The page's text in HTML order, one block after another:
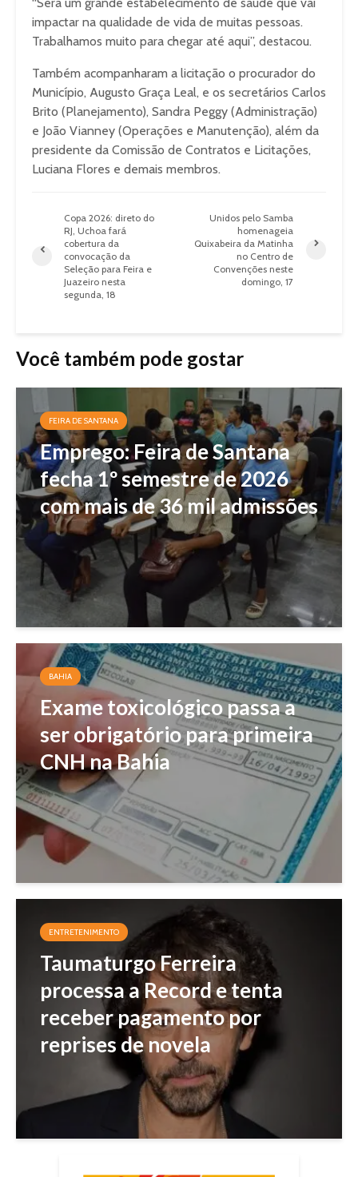
impactar na qualidade de vida de muitas pessoas.
Trabalhamos muito para chegar até aqui”, destacou.
Também acompanharam a licitação o procurador do
Município, Augusto Graça Leal, e os secretários Carlos
Brito (Planejamento), Sandra Peggy (Administração)
e João Vianney (Operações e Manutenção), além da
presidente da Comissão de Contratos e Licitações,
Luciana Flores e demais membros.
Copa 2026: direto do
RJ, Uchoa fará
cobertura da
convocação da
Seleção para Feira e
Juazeiro nesta
segunda, 18
Unidos pelo Samba
homenageia
Quixabeira da Matinha
no Centro de
Convenções neste
domingo, 17
Você também pode gostar
FEIRA DE SANTANA
Emprego: Feira de Santana
fecha 1º semestre de 2026
com mais de 36 mil admissões
BAHIA
Exame toxicológico passa a
ser obrigatório para primeira
CNH na Bahia
ENTRETENIMENTO
Taumaturgo Ferreira
processa a Record e tenta
receber pagamento por
reprises de novela